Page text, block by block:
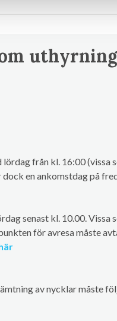
uthyrning
från kl. 16:00
en ankomstdag på
senast kl. 10.00.
för avresa måste
av nycklar måste